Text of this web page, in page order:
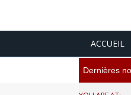
ACCUEIL
Dernières